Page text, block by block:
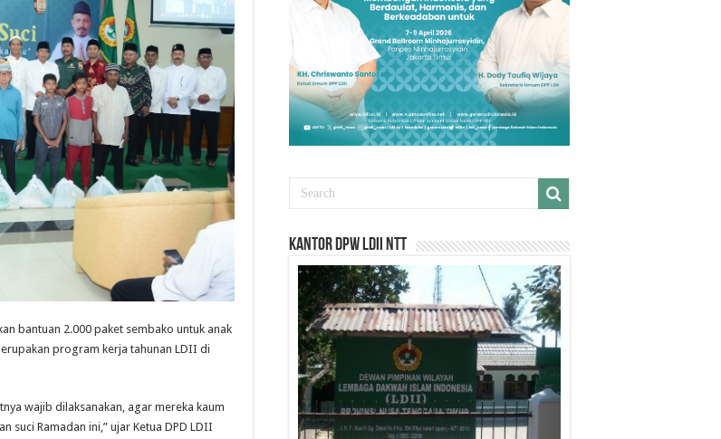
bantuan 2.000 paket sembako untuk anak
program kerja tahunan LDII di
wajib dilaksanakan, agar mereka kaum
suci Ramadan ini,” ujar Ketua DPD LDII
Kantor DPW LDII NTT